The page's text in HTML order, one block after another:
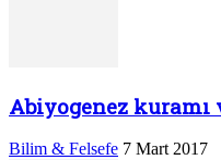
Abiyogenez
Bilim & Felsefe 7 Mart 2017